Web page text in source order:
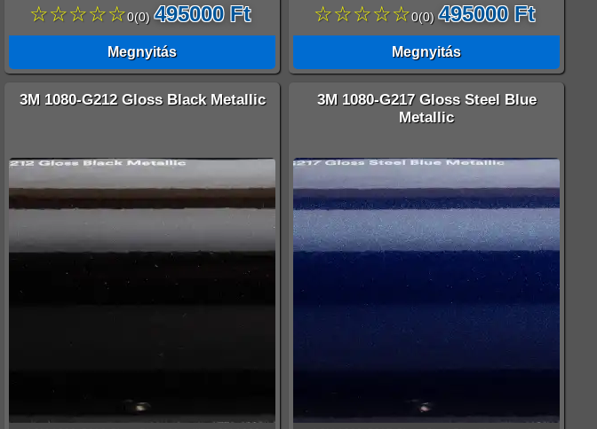
☆☆☆☆☆0(0) 495000 Ft
Megnyitás
☆☆☆☆☆0(0) 495000 Ft
Megnyitás
3M 1080-G212 Gloss Black Metallic
3M 1080-G217 Gloss Steel Blue
Metallic